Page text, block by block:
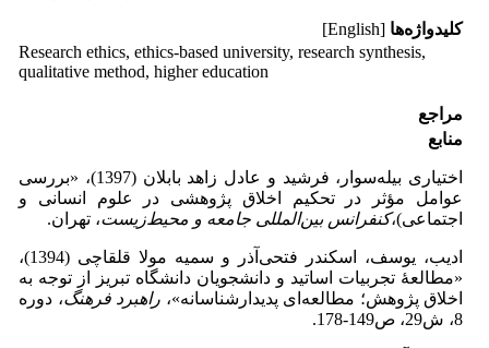
کلیدواژه‌ها [English]
Research ethics, ethics-based university, research synthesis,
qualitative method, higher education
مراجع
منابع
اختیاری بیله‌سوار، فرشید و عادل زاهد بابلان (1397)، «بررسی
عوامل مؤثر در تحکیم اخلاق پژوهشی در علوم انسانی و
اجتماعی)،کنفرانس بینالمللی جامعه و محیطزیست، تهران.
ادیب، یوسف، اسکندر فتحی‌آذر و سمیه مولا قلقاچی (1394)،
«مطالعۀ تجربیات اساتید و دانشجویان دانشگاه تبریز از توجه به
اخلاق پژوهش؛ مطالعه‌ای پدیدارشناسانه»، راهبرد فرهنگ، دوره
8، ش29، ص149-178.‎